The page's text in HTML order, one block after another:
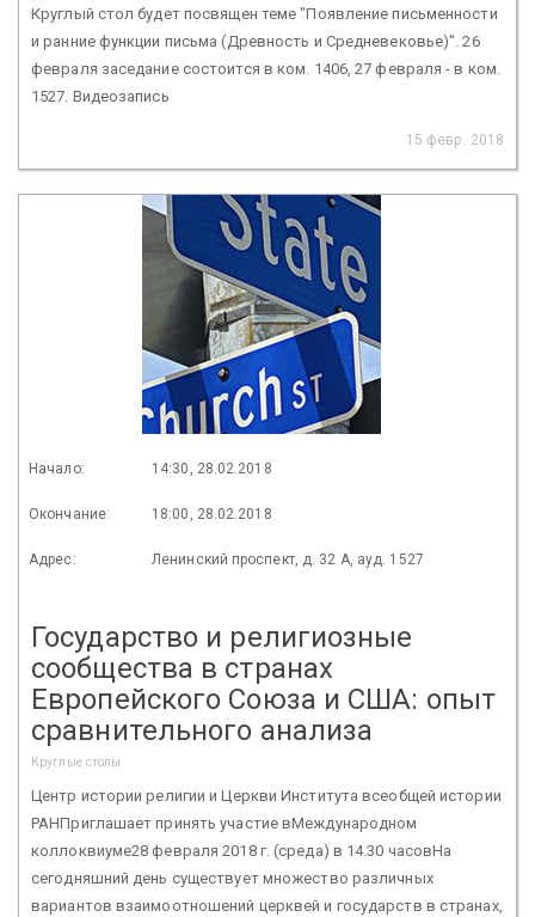
Круглый стол будет посвящен теме "Появление письменности
и ранние функции письма (Древность и Средневековье)". 26
февраля заседание состоится в ком. 1406, 27 февраля - в ком.
1527. Видеозапись
15 февр. 2018
Начало: 14:30, 28.02.2018
Окончание: 18:00, 28.02.2018
Адрес: Ленинский проспект, д. 32 А, ауд. 1527
Государство и религиозные
сообщества в странах
Европейского Союза и США: опыт
сравнительного анализа
Круглые столы
Центр истории религии и Церкви Института всеобщей истории
РАНПриглашает принять участие вМеждународном
коллоквиуме28 февраля 2018 г. (среда) в 14.30 часовНа
сегодняшний день существует множество различных
вариантов взаимоотношений церквей и государств в странах,